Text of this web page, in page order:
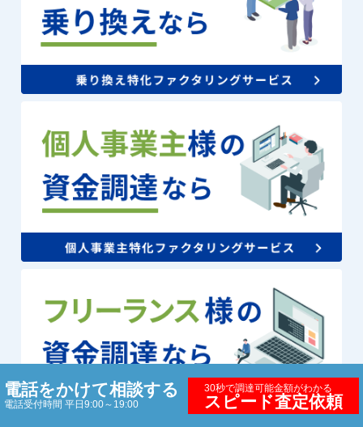
電話をかけて相談する
電話受付時間 平日9:00～19:00
30秒で調達可能金額がわかる
スピード査定依頼